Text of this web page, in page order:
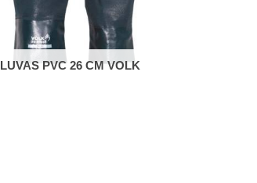
LUVAS PVC 26 CM VOLK